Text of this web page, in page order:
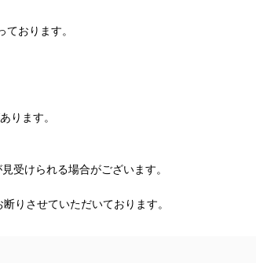
おります。
ります。
受けられる場合がございます。
りさせていただいております。